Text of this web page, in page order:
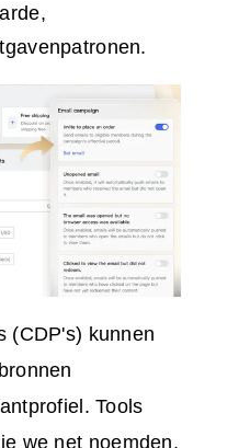
(CDP's) kunnen
Tools
we net noemden,